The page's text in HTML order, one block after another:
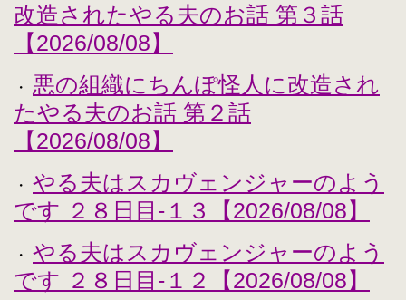
改造されたやる夫のお話 第３話
【2026/08/08】
・
悪の組織にちんぽ怪人に改造され
たやる夫のお話 第２話
【2026/08/08】
・
やる夫はスカヴェンジャーのよう
です ２８日目-１３【2026/08/08】
・
やる夫はスカヴェンジャーのよう
です ２８日目-１２【2026/08/08】